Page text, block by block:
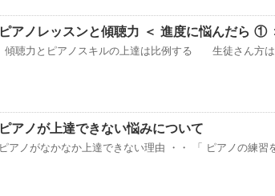
ピアノレッスンと傾聴力 ＜ 進度に悩んだら ①
傾聴力とピアノスキルの上達は比例する 生徒さん方
ピアノが上達できない悩みについて
ピアノがなかなか上達できない理由 ・・ 「 ピアノの練習